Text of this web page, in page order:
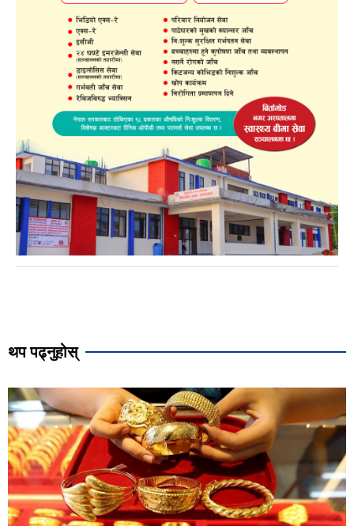
थप पढ्नुहोस्